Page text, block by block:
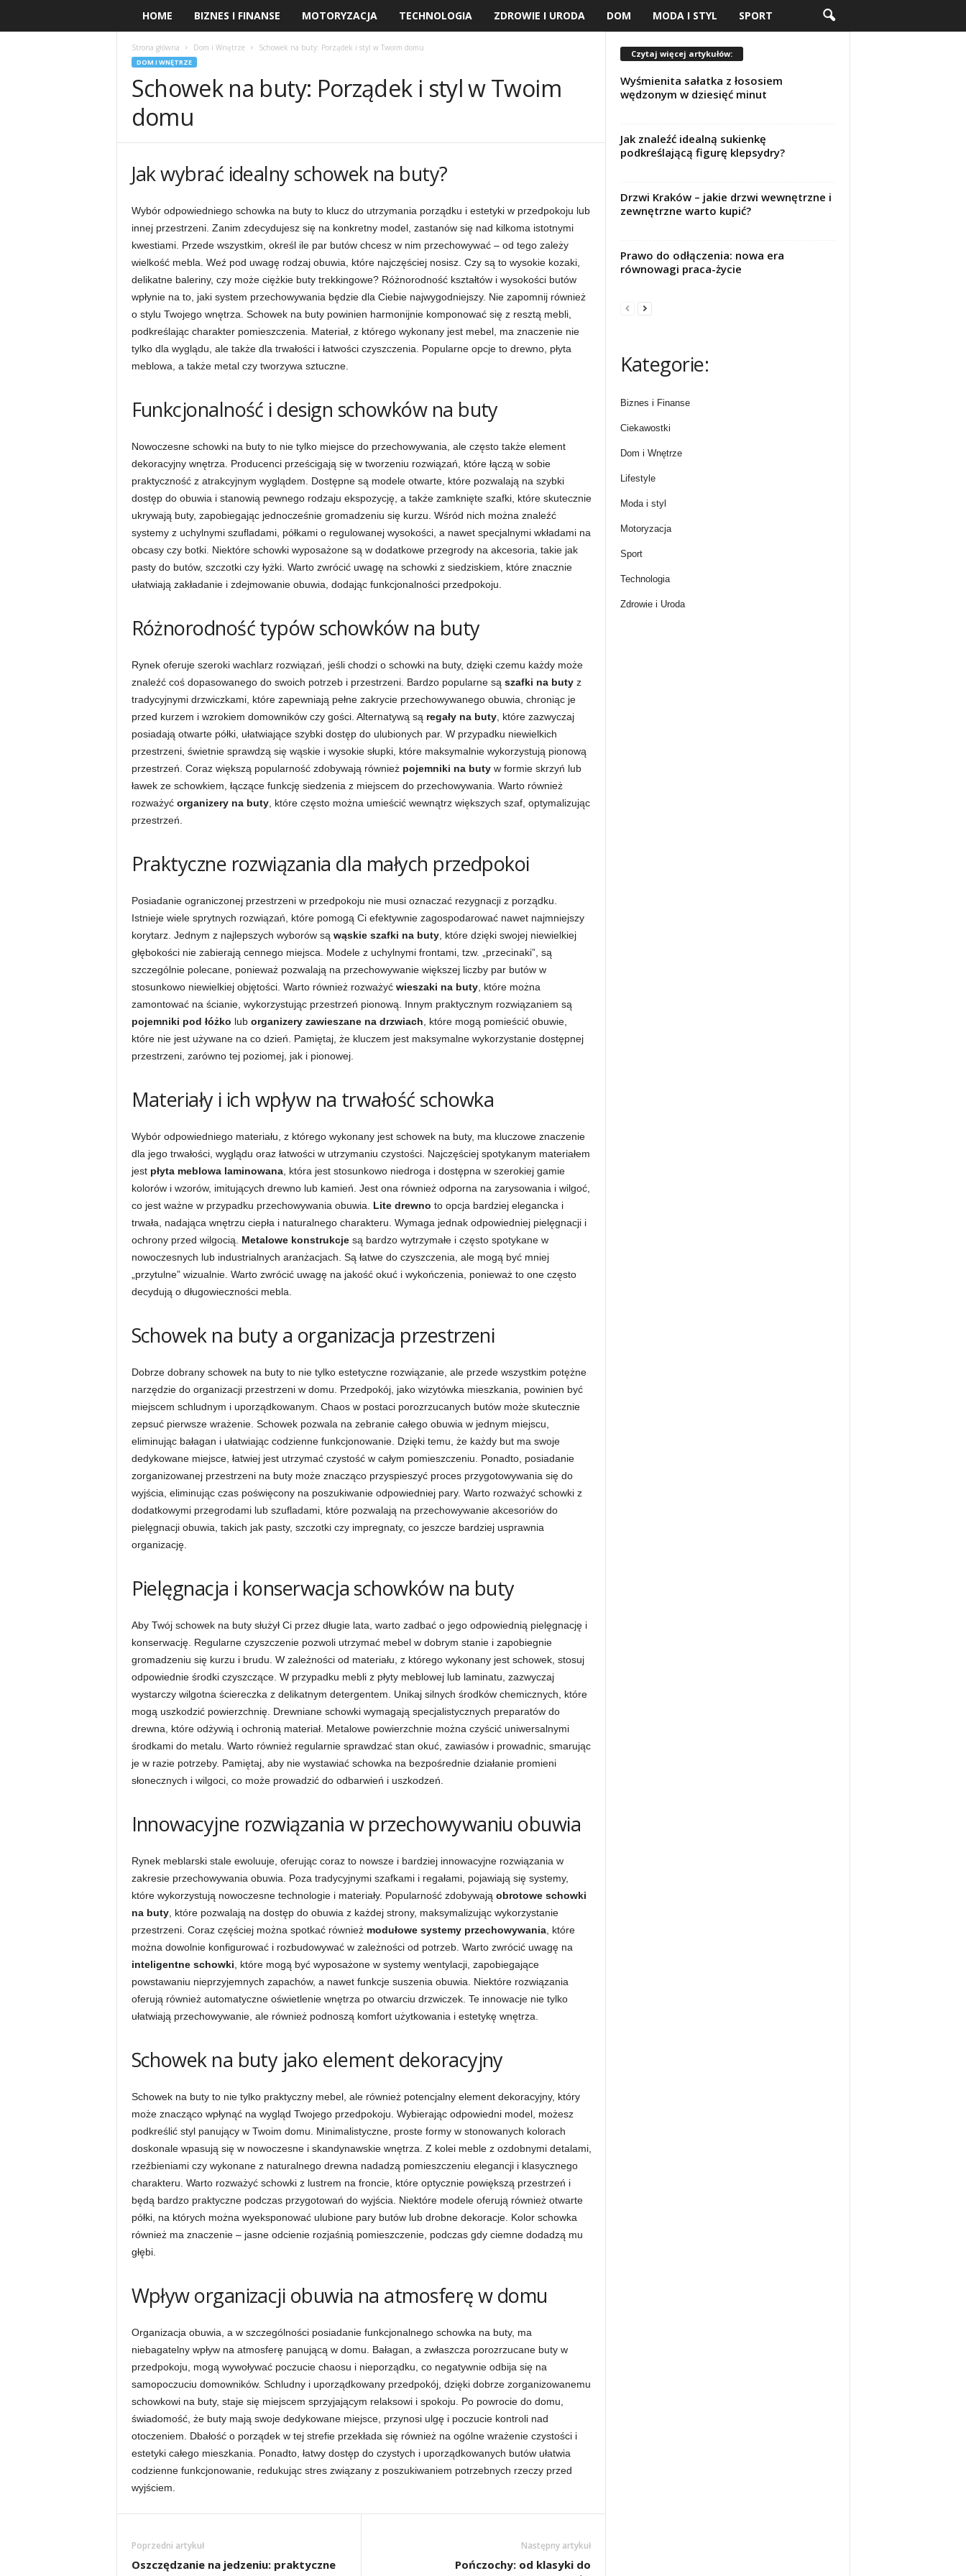
HOME BIZNES I FINANSE MOTORYZACJA TECHNOLOGIA ZDROWIE I URODA DOM MODA I STYL SPORT
Strona główna Dom i Wnętrze Schowek na buty: Porządek i styl w Twoim domu
DOM I WNĘTRZE
Schowek na buty: Porządek i styl w Twoim
domu
Jak wybrać idealny schowek na buty?
Wybór odpowiedniego schowka na buty to klucz do utrzymania porządku i estetyki w przedpokoju lub
innej przestrzeni. Zanim zdecydujesz się na konkretny model, zastanów się nad kilkoma istotnymi
kwestiami. Przede wszystkim, określ ile par butów chcesz w nim przechowywać – od tego zależy
wielkość mebla. Weź pod uwagę rodzaj obuwia, które najczęściej nosisz. Czy są to wysokie kozaki,
delikatne baleriny, czy może ciężkie buty trekkingowe? Różnorodność kształtów i wysokości butów
wpłynie na to, jaki system przechowywania będzie dla Ciebie najwygodniejszy. Nie zapomnij również
o stylu Twojego wnętrza. Schowek na buty powinien harmonijnie komponować się z resztą mebli,
podkreślając charakter pomieszczenia. Materiał, z którego wykonany jest mebel, ma znaczenie nie
tylko dla wyglądu, ale także dla trwałości i łatwości czyszczenia. Popularne opcje to drewno, płyta
meblowa, a także metal czy tworzywa sztuczne.
Funkcjonalność i design schowków na buty
Nowoczesne schowki na buty to nie tylko miejsce do przechowywania, ale często także element
dekoracyjny wnętrza. Producenci prześcigają się w tworzeniu rozwiązań, które łączą w sobie
praktyczność z atrakcyjnym wyglądem. Dostępne są modele otwarte, które pozwalają na szybki
dostęp do obuwia i stanowią pewnego rodzaju ekspozycję, a także zamknięte szafki, które skutecznie
ukrywają buty, zapobiegając jednocześnie gromadzeniu się kurzu. Wśród nich można znaleźć
systemy z uchylnymi szufladami, półkami o regulowanej wysokości, a nawet specjalnymi wkładami na
obcasy czy botki. Niektóre schowki wyposażone są w dodatkowe przegrody na akcesoria, takie jak
pasty do butów, szczotki czy łyżki. Warto zwrócić uwagę na schowki z siedziskiem, które znacznie
ułatwiają zakładanie i zdejmowanie obuwia, dodając funkcjonalności przedpokoju.
Różnorodność typów schowków na buty
Rynek oferuje szeroki wachlarz rozwiązań, jeśli chodzi o schowki na buty, dzięki czemu każdy może
znaleźć coś dopasowanego do swoich potrzeb i przestrzeni. Bardzo popularne są szafki na butyz
tradycyjnymi drzwiczkami, które zapewniają pełne zakrycie przechowywanego obuwia, chroniąc je
przed kurzem i wzrokiem domowników czy gości. Alternatywą są regały na buty, które zazwyczaj
posiadają otwarte półki, ułatwiające szybki dostęp do ulubionych par. W przypadku niewielkich
przestrzeni, świetnie sprawdzą się wąskie i wysokie słupki, które maksymalnie wykorzystują pionową
przestrzeń. Coraz większą popularność zdobywają również pojemniki na butyw formie skrzyń lub
ławek ze schowkiem, łączące funkcję siedzenia z miejscem do przechowywania. Warto również
rozważyć organizery na buty, które często można umieścić wewnątrz większych szaf, optymalizując
przestrzeń.
Praktyczne rozwiązania dla małych przedpokoi
Posiadanie ograniczonej przestrzeni w przedpokoju nie musi oznaczać rezygnacji z porządku.
Istnieje wiele sprytnych rozwiązań, które pomogą Ci efektywnie zagospodarować nawet najmniejszy
korytarz. Jednym z najlepszych wyborów są wąskie szafki na buty, które dzięki swojej niewielkiej
głębokości nie zabierają cennego miejsca. Modele z uchylnymi frontami, tzw. „przecinaki”, są
szczególnie polecane, ponieważ pozwalają na przechowywanie większej liczby par butów w
stosunkowo niewielkiej objętości. Warto również rozważyć wieszaki na buty, które można
zamontować na ścianie, wykorzystując przestrzeń pionową. Innym praktycznym rozwiązaniem są
pojemniki pod łóżko lub organizery zawieszane na drzwiach , które mogą pomieścić obuwie,
które nie jest używane na co dzień. Pamiętaj, że kluczem jest maksymalne wykorzystanie dostępnej
przestrzeni, zarówno tej poziomej, jak i pionowej.
Materiały i ich wpływ na trwałość schowka
Wybór odpowiedniego materiału, z którego wykonany jest schowek na buty, ma kluczowe znaczenie
dla jego trwałości, wyglądu oraz łatwości w utrzymaniu czystości. Najczęściej spotykanym materiałem
jest płyta meblowa laminowana, która jest stosunkowo niedroga i dostępna w szerokiej gamie
kolorów i wzorów, imitujących drewno lub kamień. Jest ona również odporna na zarysowania i wilgoć,
co jest ważne w przypadku przechowywania obuwia. Lite drewno to opcja bardziej elegancka i
trwała, nadająca wnętrzu ciepła i naturalnego charakteru. Wymaga jednak odpowiedniej pielęgnacji i
ochrony przed wilgocią. Metalowe konstrukcjesą bardzo wytrzymałe i często spotykane w
nowoczesnych lub industrialnych aranżacjach. Są łatwe do czyszczenia, ale mogą być mniej
„przytulne” wizualnie. Warto zwrócić uwagę na jakość okuć i wykończenia, ponieważ to one często
decydują o długowieczności mebla.
Schowek na buty a organizacja przestrzeni
Dobrze dobrany schowek na buty to nie tylko estetyczne rozwiązanie, ale przede wszystkim potężne
narzędzie do organizacji przestrzeni w domu. Przedpokój, jako wizytówka mieszkania, powinien być
miejscem schludnym i uporządkowanym. Chaos w postaci porozrzucanych butów może skutecznie
zepsuć pierwsze wrażenie. Schowek pozwala na zebranie całego obuwia w jednym miejscu,
eliminując bałagan i ułatwiając codzienne funkcjonowanie. Dzięki temu, że każdy but ma swoje
dedykowane miejsce, łatwiej jest utrzymać czystość w całym pomieszczeniu. Ponadto, posiadanie
zorganizowanej przestrzeni na buty może znacząco przyspieszyć proces przygotowywania się do
wyjścia, eliminując czas poświęcony na poszukiwanie odpowiedniej pary. Warto rozważyć schowki z
dodatkowymi przegrodami lub szufladami, które pozwalają na przechowywanie akcesoriów do
pielęgnacji obuwia, takich jak pasty, szczotki czy impregnaty, co jeszcze bardziej usprawnia
organizację.
Pielęgnacja i konserwacja schowków na buty
Aby Twój schowek na buty służył Ci przez długie lata, warto zadbać o jego odpowiednią pielęgnację i
konserwację. Regularne czyszczenie pozwoli utrzymać mebel w dobrym stanie i zapobiegnie
gromadzeniu się kurzu i brudu. W zależności od materiału, z którego wykonany jest schowek, stosuj
odpowiednie środki czyszczące. W przypadku mebli z płyty meblowej lub laminatu, zazwyczaj
wystarczy wilgotna ściereczka z delikatnym detergentem. Unikaj silnych środków chemicznych, które
mogą uszkodzić powierzchnię. Drewniane schowki wymagają specjalistycznych preparatów do
drewna, które odżywią i ochronią materiał. Metalowe powierzchnie można czyścić uniwersalnymi
środkami do metalu. Warto również regularnie sprawdzać stan okuć, zawiasów i prowadnic, smarując
je w razie potrzeby. Pamiętaj, aby nie wystawiać schowka na bezpośrednie działanie promieni
słonecznych i wilgoci, co może prowadzić do odbarwień i uszkodzeń.
Innowacyjne rozwiązania w przechowywaniu obuwia
Rynek meblarski stale ewoluuje, oferując coraz to nowsze i bardziej innowacyjne rozwiązania w
zakresie przechowywania obuwia. Poza tradycyjnymi szafkami i regałami, pojawiają się systemy,
które wykorzystują nowoczesne technologie i materiały. Popularność zdobywają obrotowe schowki
na buty, które pozwalają na dostęp do obuwia z każdej strony, maksymalizując wykorzystanie
przestrzeni. Coraz częściej można spotkać również modułowe systemy przechowywania, które
można dowolnie konfigurować i rozbudowywać w zależności od potrzeb. Warto zwrócić uwagę na
inteligentne schowki , które mogą być wyposażone w systemy wentylacji, zapobiegające
powstawaniu nieprzyjemnych zapachów, a nawet funkcje suszenia obuwia. Niektóre rozwiązania
oferują również automatyczne oświetlenie wnętrza po otwarciu drzwiczek. Te innowacje nie tylko
ułatwiają przechowywanie, ale również podnoszą komfort użytkowania i estetykę wnętrza.
Schowek na buty jako element dekoracyjny
Schowek na buty to nie tylko praktyczny mebel, ale również potencjalny element dekoracyjny, który
może znacząco wpłynąć na wygląd Twojego przedpokoju. Wybierając odpowiedni model, możesz
podkreślić styl panujący w Twoim domu. Minimalistyczne, proste formy w stonowanych kolorach
doskonale wpasują się w nowoczesne i skandynawskie wnętrza. Z kolei meble z ozdobnymi detalami,
rzeźbieniami czy wykonane z naturalnego drewna nadadzą pomieszczeniu elegancji i klasycznego
charakteru. Warto rozważyć schowki z lustrem na froncie, które optycznie powiększą przestrzeń i
będą bardzo praktyczne podczas przygotowań do wyjścia. Niektóre modele oferują również otwarte
półki, na których można wyeksponować ulubione pary butów lub drobne dekoracje. Kolor schowka
również ma znaczenie – jasne odcienie rozjaśnią pomieszczenie, podczas gdy ciemne dodadzą mu
głębi.
Wpływ organizacji obuwia na atmosferę w domu
Organizacja obuwia, a w szczególności posiadanie funkcjonalnego schowka na buty, ma
niebagatelny wpływ na atmosferę panującą w domu. Bałagan, a zwłaszcza porozrzucane buty w
przedpokoju, mogą wywoływać poczucie chaosu i nieporządku, co negatywnie odbija się na
samopoczuciu domowników. Schludny i uporządkowany przedpokój, dzięki dobrze zorganizowanemu
schowkowi na buty, staje się miejscem sprzyjającym relaksowi i spokoju. Po powrocie do domu,
świadomość, że buty mają swoje dedykowane miejsce, przynosi ulgę i poczucie kontroli nad
otoczeniem. Dbałość o porządek w tej strefie przekłada się również na ogólne wrażenie czystości i
estetyki całego mieszkania. Ponadto, łatwy dostęp do czystych i uporządkowanych butów ułatwia
codzienne funkcjonowanie, redukując stres związany z poszukiwaniem potrzebnych rzeczy przed
wyjściem.
Poprzedni artykuł
Oszczędzanie na jedzeniu: praktyczne
Następny artykuł
Pończochy: od klasyki do
Czytaj więcej artykułów:
Wyśmienita sałatka z łososiem
wędzonym w dziesięć minut
Jak znaleźć idealną sukienkę
podkreślającą figurę klepsydry?
Drzwi Kraków – jakie drzwi wewnętrzne i
zewnętrzne warto kupić?
Prawo do odłączenia: nowa era
równowagi praca-życie
Kategorie:
Biznes i Finanse
Ciekawostki
Dom i Wnętrze
Lifestyle
Moda i styl
Motoryzacja
Sport
Technologia
Zdrowie i Uroda